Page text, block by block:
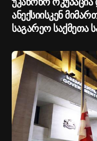
ანექსიისკენ
საგარეო საქმეთა